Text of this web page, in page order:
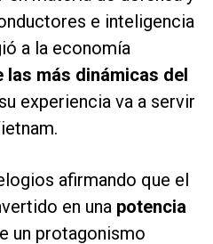
e inteligencia
a la economía
las más dinámicas del
experiencia va a servir
afirmando que el
en una potencia
un protagonismo